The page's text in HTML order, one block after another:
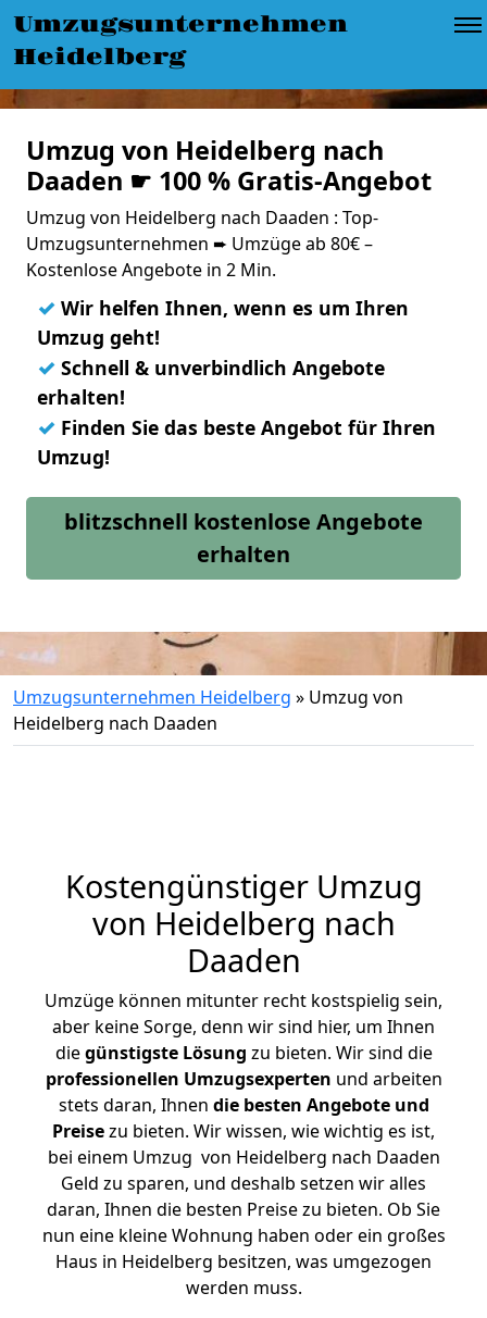
Umzugsunternehmen
Heidelberg
Umzug von Heidelberg nach
Daaden ☛ 100 % Gratis-Angebot
Umzug von Heidelberg nach Daaden : Top-
Umzugsunternehmen ➨ Umzüge ab 80€ –
Kostenlose Angebote in 2 Min.
✓ Wir helfen Ihnen, wenn es um Ihren
Umzug geht!
✓ Schnell & unverbindlich Angebote
erhalten!
✓ Finden Sie das beste Angebot für Ihren
Umzug!
blitzschnell kostenlose Angebote
erhalten
Umzugsunternehmen Heidelberg » Umzug von
Heidelberg nach Daaden
Kostengünstiger Umzug
von Heidelberg nach
Daaden
Umzüge können mitunter recht kostspielig sein,
aber keine Sorge, denn wir sind hier, um Ihnen
diegünstigste Lösung zu bieten. Wir sind die
professionellen Umzugsexperten und arbeiten
stets daran, Ihnen die besten Angebote und
Preisezu bieten. Wir wissen, wie wichtig es ist,
bei einem Umzug von Heidelberg nach Daaden
Geld zu sparen, und deshalb setzen wir alles
daran, Ihnen die besten Preise zu bieten. Ob Sie
nun eine kleine Wohnung haben oder ein großes
Haus in Heidelberg besitzen, was umgezogen
werden muss.